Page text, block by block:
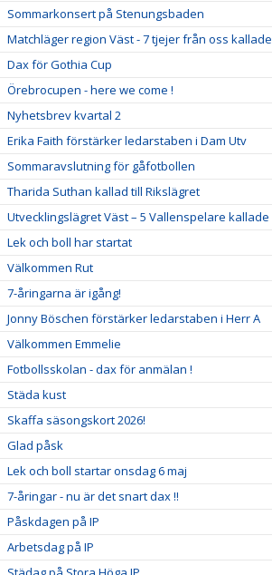
FÖRÄLDRAR
LÄNKAR
DOKUMENT
Sommarkonsert på Stenungsbaden
Matchläger region Väst - 7 tjejer från oss kallade
Dax för Gothia Cup
Örebrocupen - here we come !
Nyhetsbrev kvartal 2
Erika Faith förstärker ledarstaben i Dam Utv
Sommaravslutning för gåfotbollen
Tharida Suthan kallad till Rikslägret
Utvecklingslägret Väst – 5 Vallenspelare kallade
Lek och boll har startat
Välkommen Rut
7-åringarna är igång!
Jonny Böschen förstärker ledarstaben i Herr A
Välkommen Emmelie
Fotbollsskolan - dax för anmälan !
Städa kust
Skaffa säsongskort 2026!
Glad påsk
Lek och boll startar onsdag 6 maj
7-åringar - nu är det snart dax !!
Påskdagen på IP
Arbetsdag på IP